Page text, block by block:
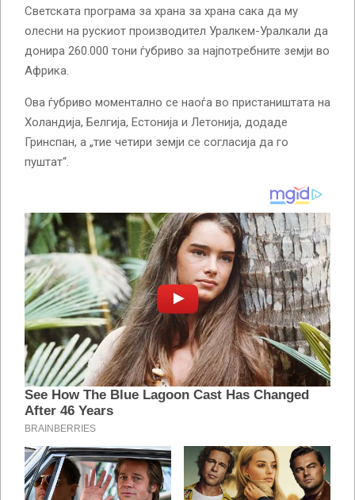
Светската програма за храна за храна сака да му
олесни на рускиот производител Уралкем-Уралкали да
донира 260.000 тони ѓубриво за најпотребните земји во
Африка.
Ова ѓубриво моментално се наоѓа во пристаништата на
Холандија, Белгија, Естонија и Летонија, додаде
Гринспан, а „тие четири земји се согласија да го
пуштат“.